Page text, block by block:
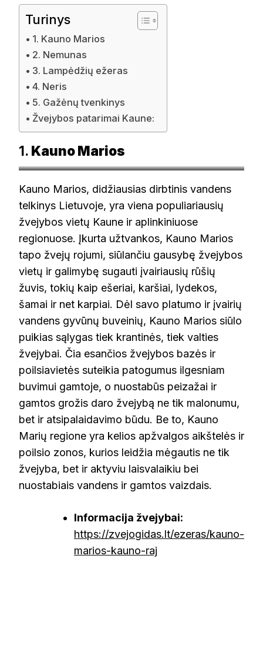
Turinys
1. Kauno Marios
2. Nemunas
3. Lampėdžių ežeras
4. Neris
5. Gažėnų tvenkinys
Žvejybos patarimai Kaune:
1. Kauno Marios
Kauno Marios, didžiausias dirbtinis vandens
telkinys Lietuvoje, yra viena populiariausių
žvejybos vietų Kaune ir aplinkiniuose
regionuose. Įkurta užtvankos, Kauno Marios
tapo žvejų rojumi, siūlančiu gausybę žvejybos
vietų ir galimybę sugauti įvairiausių rūšių
žuvis, tokių kaip ešeriai, karšiai, lydekos,
šamai ir net karpiai. Dėl savo platumo ir įvairių
vandens gyvūnų buveinių, Kauno Marios siūlo
puikias sąlygas tiek krantinės, tiek valties
žvejybai. Čia esančios žvejybos bazės ir
poilsiavietės suteikia patogumus ilgesniam
buvimui gamtoje, o nuostabūs peizažai ir
gamtos grožis daro žvejybą ne tik malonumu,
bet ir atsipalaidavimo būdu. Be to, Kauno
Marių regione yra kelios apžvalgos aikštelės ir
poilsio zonos, kurios leidžia mėgautis ne tik
žvejyba, bet ir aktyviu laisvalaikiu bei
nuostabiais vandens ir gamtos vaizdais.
Informacija žvejybai:
https://zvejogidas.lt/ezeras/kauno-
marios-kauno-raj